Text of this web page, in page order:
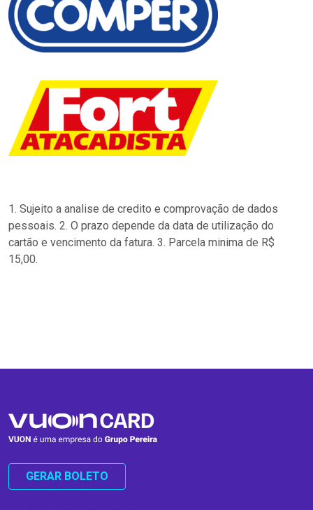
1. Sujeito a analise de credito e comprovação de dados
pessoais. 2. O prazo depende da data de utilização do
cartão e vencimento da fatura. 3. Parcela minima de R$
15,00.
GERAR BOLETO